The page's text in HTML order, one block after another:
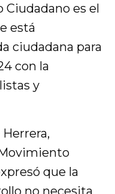
es el
está
ciudadana para
con la
y
que la
no necesita